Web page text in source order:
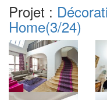
Projet :
Home(3/24)